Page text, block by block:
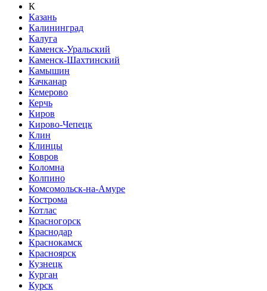
К
Казань
Калининград
Калуга
Каменск-Уральский
Каменск-Шахтинский
Камышин
Качканар
Кемерово
Керчь
Киров
Кирово-Чепецк
Клин
Клинцы
Ковров
Коломна
Колпино
Комсомольск-на-Амуре
Кострома
Котлас
Красногорск
Краснодар
Краснокамск
Красноярск
Кузнецк
Курган
Курск